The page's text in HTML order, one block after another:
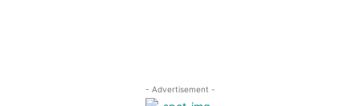
- Advertisement -